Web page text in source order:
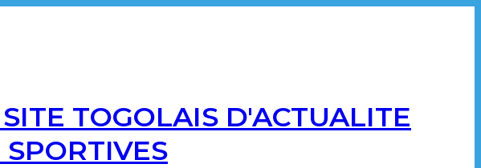
SITE TOGOLAIS D'ACTUALITE